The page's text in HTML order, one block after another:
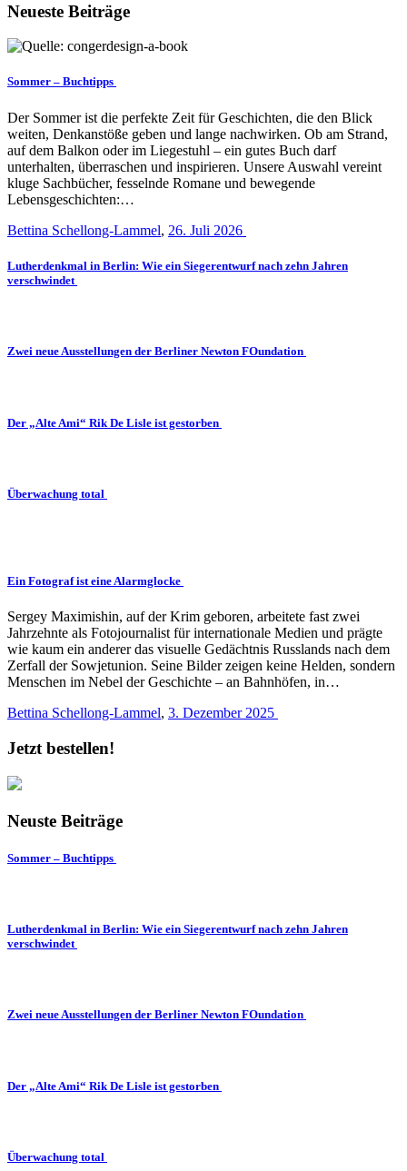
Neueste Beiträge
Sommer – Buchtipps
Der Sommer ist die perfekte Zeit für Geschichten, die den Blick
weiten, Denkanstöße geben und lange nachwirken. Ob am Strand,
auf dem Balkon oder im Liegestuhl – ein gutes Buch darf
unterhalten, überraschen und inspirieren. Unsere Auswahl vereint
kluge Sachbücher, fesselnde Romane und bewegende
Lebensgeschichten:…
Bettina Schellong-Lammel, 26. Juli 2026
Lutherdenkmal in Berlin: Wie ein Siegerentwurf nach zehn Jahren
verschwindet
Zwei neue Ausstellungen der Berliner Newton FOundation
Der „Alte Ami“ Rik De Lisle ist gestorben
Überwachung total
Ein Fotograf ist eine Alarmglocke
Sergey Maximishin, auf der Krim geboren, arbeitete fast zwei
Jahrzehnte als Fotojournalist für internationale Medien und prägte
wie kaum ein anderer das visuelle Gedächtnis Russlands nach dem
Zerfall der Sowjetunion. Seine Bilder zeigen keine Helden, sondern
Menschen im Nebel der Geschichte – an Bahnhöfen, in…
Bettina Schellong-Lammel, 3. Dezember 2025
Jetzt bestellen!
Neuste Beiträge
Sommer – Buchtipps
Lutherdenkmal in Berlin: Wie ein Siegerentwurf nach zehn Jahren
verschwindet
Zwei neue Ausstellungen der Berliner Newton FOundation
Der „Alte Ami“ Rik De Lisle ist gestorben
Überwachung total